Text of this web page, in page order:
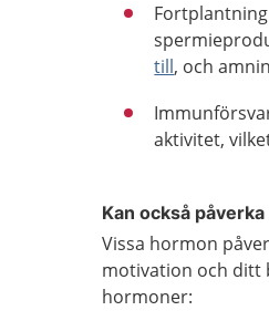
till, och
aktivitet,
Kan också
Vissa hormon
motivation och ditt
hormoner: